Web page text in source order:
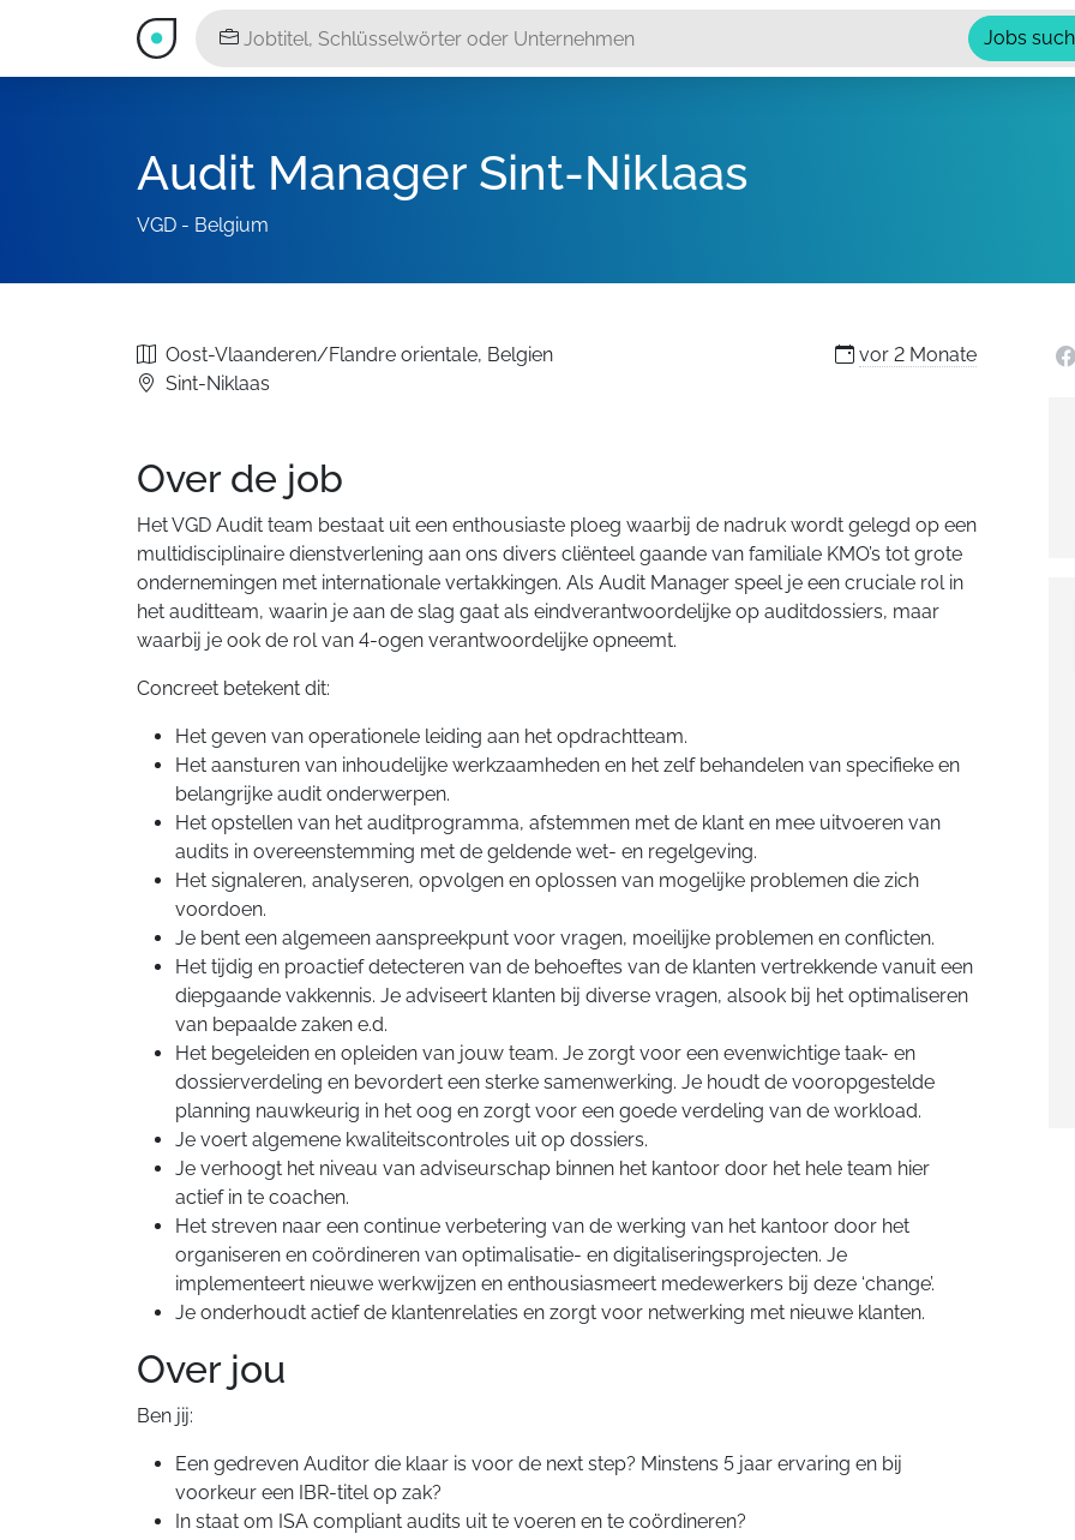
Jobs
Audit Manager Sint-Niklaas
VGD - Belgium
Oost-Vlaanderen/Flandre orientale, Belgien
Sint-Niklaas
vor 2 Monate
Over de job
Het VGD Audit team bestaat uit een enthousiaste ploeg waarbij de nadruk wordt gelegd op een
multidisciplinaire dienstverlening aan ons divers cliënteel gaande van familiale KMO’s tot grote
ondernemingen met internationale vertakkingen. Als Audit Manager speel je een cruciale rol in
het auditteam, waarin je aan de slag gaat als eindverantwoordelijke op auditdossiers, maar
waarbij je ook de rol van 4-ogen verantwoordelijke opneemt.
Concreet betekent dit:
Het geven van operationele leiding aan het opdrachtteam.
Het aansturen van inhoudelijke werkzaamheden en het zelf behandelen van specifieke en
belangrijke audit onderwerpen.
Het opstellen van het auditprogramma, afstemmen met de klant en mee uitvoeren van
audits in overeenstemming met de geldende wet- en regelgeving.
Het signaleren, analyseren, opvolgen en oplossen van mogelijke problemen die zich
voordoen.
Je bent een algemeen aanspreekpunt voor vragen, moeilijke problemen en conflicten.
Het tijdig en proactief detecteren van de behoeftes van de klanten vertrekkende vanuit een
diepgaande vakkennis. Je adviseert klanten bij diverse vragen, alsook bij het optimaliseren
van bepaalde zaken e.d.
Het begeleiden en opleiden van jouw team. Je zorgt voor een evenwichtige taak- en
dossierverdeling en bevordert een sterke samenwerking. Je houdt de vooropgestelde
planning nauwkeurig in het oog en zorgt voor een goede verdeling van de workload.
Je voert algemene kwaliteitscontroles uit op dossiers.
Je verhoogt het niveau van adviseurschap binnen het kantoor door het hele team hier
actief in te coachen.
Het streven naar een continue verbetering van de werking van het kantoor door het
organiseren en coördineren van optimalisatie- en digitaliseringsprojecten. Je
implementeert nieuwe werkwijzen en enthousiasmeert medewerkers bij deze ‘change’.
Je onderhoudt actief de klantenrelaties en zorgt voor netwerking met nieuwe klanten.
Over jou
Ben jij:
Een gedreven Auditor die klaar is voor de next step? Minstens 5 jaar ervaring en bij
voorkeur een IBR-titel op zak?
In staat om ISA compliant audits uit te voeren en te coördineren?